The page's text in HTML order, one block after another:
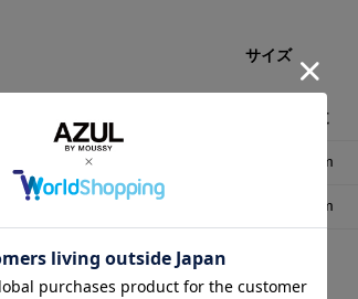
サイズ
総丈
50cm
72cm